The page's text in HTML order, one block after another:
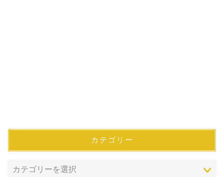
カテゴリー